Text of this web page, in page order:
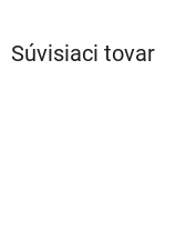
Súvisiaci tovar